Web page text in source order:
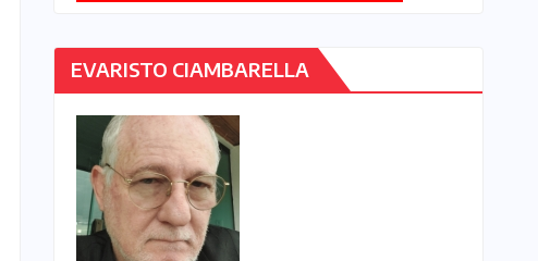
EVARISTO CIAMBARELLA